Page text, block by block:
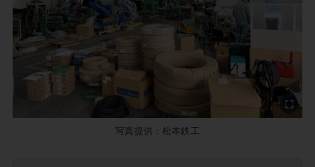
写真提供：松本鉄工